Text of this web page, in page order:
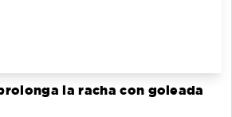
la racha con goleada